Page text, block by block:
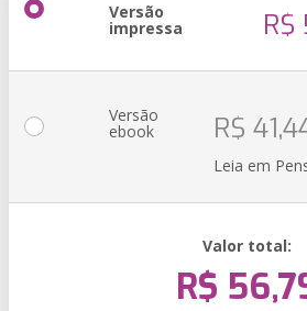
Versão
impressa R$
Versão
ebook R$
Leia em
Valor total:
R$